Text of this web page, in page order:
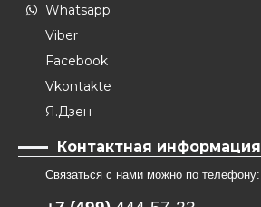
Whatsapp
Viber
Facebook
Vkontakte
Я.Дзен
Контактная информация
Связаться с нами можно по телефону: